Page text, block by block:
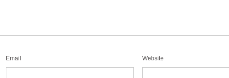
Email Website